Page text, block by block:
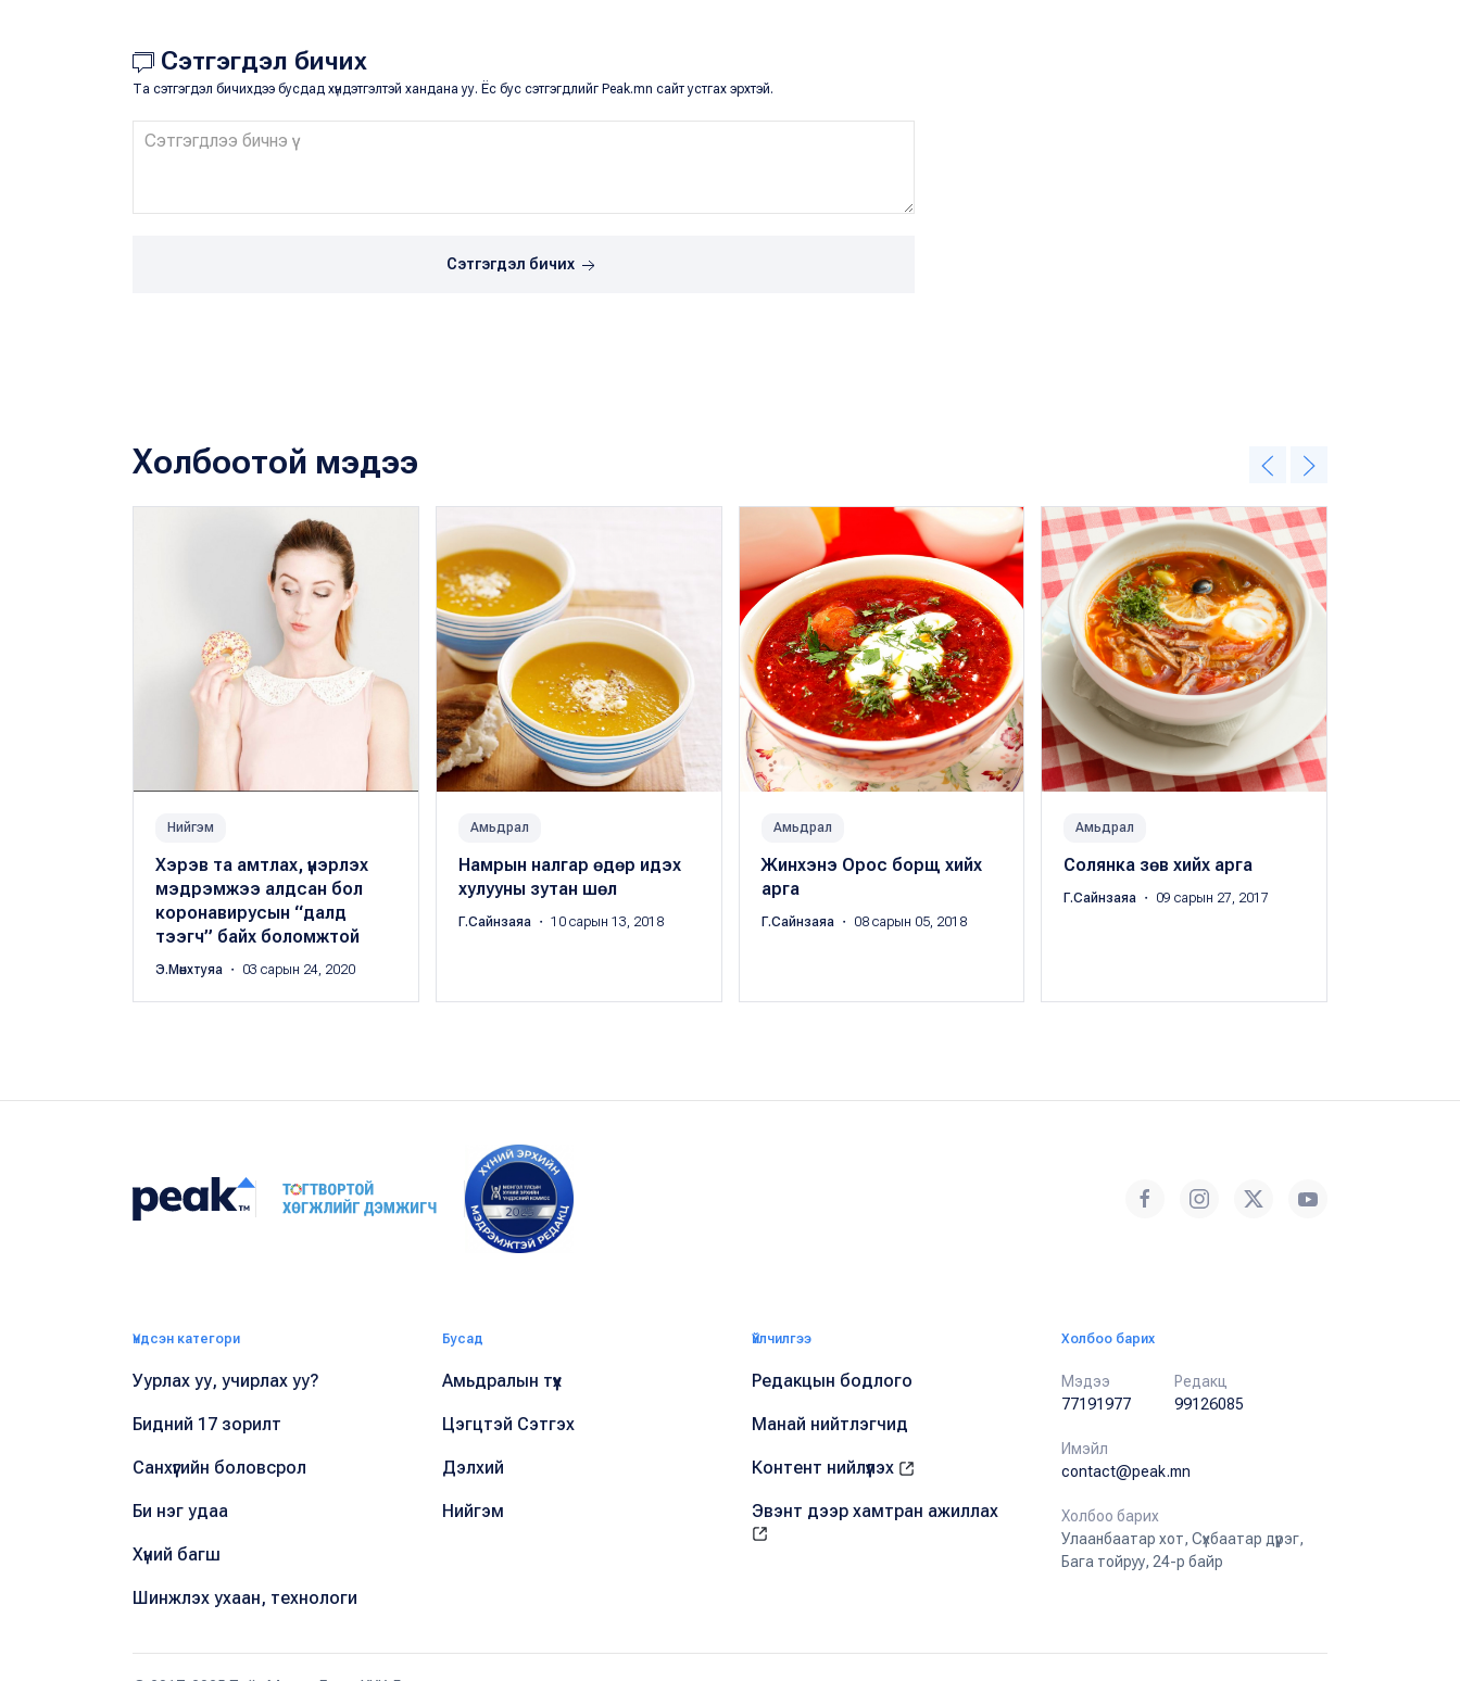
Сэтгэгдэл бичих
Та сэтгэгдэл бичихдээ бусдад хүндэтгэлтэй хандана уу. Ёс бус сэтгэгдлийг Peak.mn сайт устгах эрхтэй.
Сэтгэгдэл бичих
Холбоотой мэдээ
Нийгэм
Хэрэв та амтлах, үнэрлэх
мэдрэмжээ алдсан бол
коронавирусын “далд
тээгч” байх боломжтой
Э.Мөнхтуяа ・ 03 сарын 24, 2020
Амьдрал
Намрын налгар өдөр идэх
хулууны зутан шөл
Г.Сайнзаяа ・ 10 сарын 13, 2018
Амьдрал
Жинхэнэ Орос борщ хийх
арга
Г.Сайнзаяа ・ 08 сарын 05, 2018
Амьдрал
Солянка зөв хийх арга
Г.Сайнзаяа ・ 09 сарын 27, 2017
Үндсэн категори
Уурлах уу, учирлах уу?
Бидний 17 зорилт
Санхүүгийн боловсрол
Би нэг удаа
Хүний багш
Шинжлэх ухаан, технологи
Бусад
Амьдралын түүх
Цэгцтэй Сэтгэх
Дэлхий
Нийгэм
Үйлчилгээ
Редакцын бодлого
Манай нийтлэгчид
Контент нийлүүлэх
Эвэнт дээр хамтран ажиллах
Холбоо барих
Мэдээ
77191977
Редакц
99126085
Имэйл
contact@peak.mn
Холбоо барих
Улаанбаатар хот, Сүхбаатар дүүрэг,
Бага тойруу, 24-р байр